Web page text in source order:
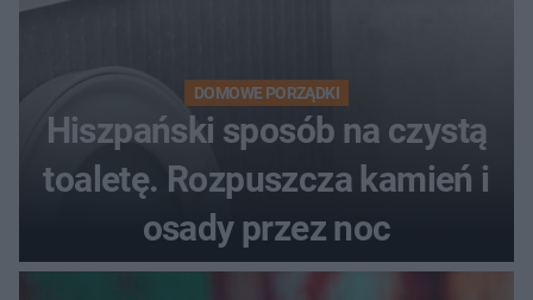
DOMOWE PORZĄDKI
Hiszpański sposób na czystą
toaletę. Rozpuszcza kamień i
osady przez noc